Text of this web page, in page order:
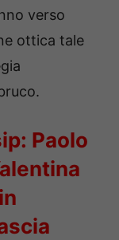
verso
ottica tale
Paolo